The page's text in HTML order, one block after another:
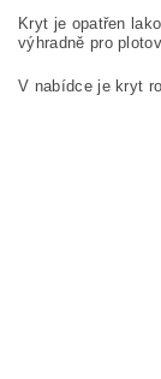
Kryt je opatřen
výhradně pro
V nabídce je kryt